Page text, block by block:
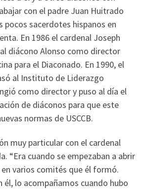
con el padre Juan Huitrado
pocos sacerdotes hispanos en
En 1986 el cardenal Joseph
diácono Alonso como director
para el Diaconado. En 1990, el
al Instituto de Liderazgo
como director y puso al día el
de diáconos para que este
normas de USCCB.
muy particular con el cardenal
“Era cuando se empezaban a abrir
varios comités que él formó.
él, lo acompañamos cuando hubo